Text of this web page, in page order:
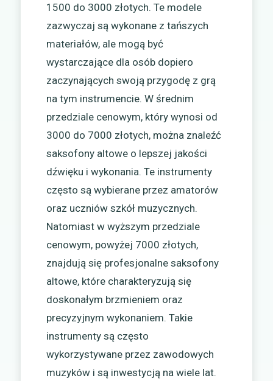
1500 do 3000 złotych. Te modele
zazwyczaj są wykonane z tańszych
materiałów, ale mogą być
wystarczające dla osób dopiero
zaczynających swoją przygodę z grą
na tym instrumencie. W średnim
przedziale cenowym, który wynosi od
3000 do 7000 złotych, można znaleźć
saksofony altowe o lepszej jakości
dźwięku i wykonania. Te instrumenty
często są wybierane przez amatorów
oraz uczniów szkół muzycznych.
Natomiast w wyższym przedziale
cenowym, powyżej 7000 złotych,
znajdują się profesjonalne saksofony
altowe, które charakteryzują się
doskonałym brzmieniem oraz
precyzyjnym wykonaniem. Takie
instrumenty są często
wykorzystywane przez zawodowych
muzyków i są inwestycją na wiele lat.